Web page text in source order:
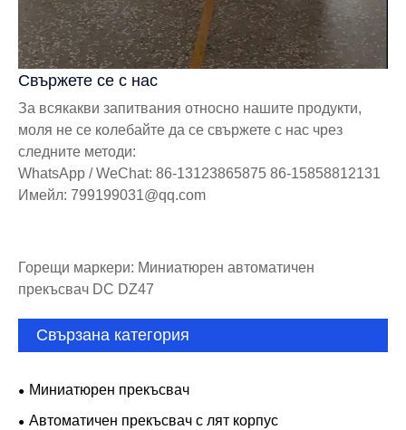
Свържете се с нас
За всякакви запитвания относно нашите продукти,
моля не се колебайте да се свържете с нас чрез
следните методи:
WhatsApp / WeChat: 86-13123865875 86-15858812131
Имейл: 799199031@qq.com
Горещи маркери: Миниатюрен автоматичен
прекъсвач DC DZ47
Свързана категория
Миниатюрен прекъсвач
Автоматичен прекъсвач с лят корпус